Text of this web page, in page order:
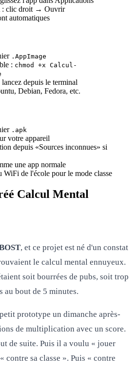
: clic droit → Ouvrir
automatiques
.AppImage
: chmod +x Calcul-
depuis le terminal
Debian, Fedora, etc.
.apk
votre appareil
depuis «Sources inconnues» si
une app normale
WiFi de l'école pour le mode classe
Calcul Mental
, et ce projet est né d'un constat
le calcul mental ennuyeux.
soit bourrées de pubs, soit trop
au bout de 5 minutes.
prototype un dimanche après-
de multiplication avec un score.
de suite. Puis il a voulu « jouer
contre sa classe ». Puis « contre